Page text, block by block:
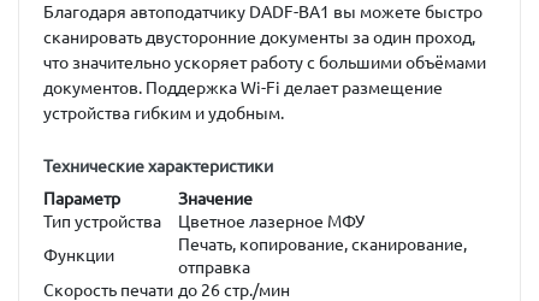
Благодаря автоподатчику DADF-BA1 вы можете быстро
сканировать двусторонние документы за один проход,
что значительно ускоряет работу с большими объёмами
документов. Поддержка Wi-Fi делает размещение
устройства гибким и удобным.
Технические характеристики
Параметр
Значение
Тип устройства
Цветное лазерное МФУ
Функции
Печать, копирование, сканирование,
отправка
Скорость печати до 26 стр./мин